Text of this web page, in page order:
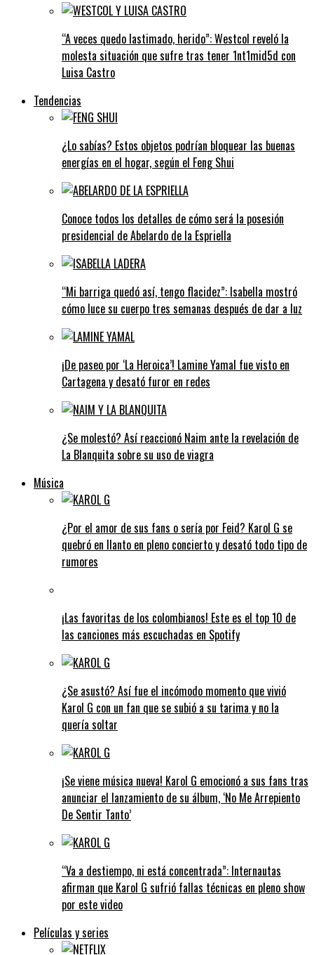
“A veces quedo lastimado, herido”: Westcol reveló la
molesta situación que sufre tras tener 1nt1mid5d con
Luisa Castro
Tendencias
¿Lo sabías? Estos objetos podrían bloquear las buenas
energías en el hogar, según el Feng Shui
Conoce todos los detalles de cómo será la posesión
presidencial de Abelardo de la Espriella
“Mi barriga quedó así, tengo flacidez”: Isabella mostró
cómo luce su cuerpo tres semanas después de dar a luz
¡De paseo por ‘La Heroica’! Lamine Yamal fue visto en
Cartagena y desató furor en redes
¿Se molestó? Así reaccionó Naim ante la revelación de
La Blanquita sobre su uso de viagra
Música
¿Por el amor de sus fans o sería por Feid? Karol G se
quebró en llanto en pleno concierto y desató todo tipo de
rumores
¡Las favoritas de los colombianos! Este es el top 10 de
las canciones más escuchadas en Spotify
¿Se asustó? Así fue el incómodo momento que vivió
Karol G con un fan que se subió a su tarima y no la
quería soltar
¡Se viene música nueva! Karol G emocionó a sus fans tras
anunciar el lanzamiento de su álbum, ‘No Me Arrepiento
De Sentir Tanto’
“Va a destiempo, ni está concentrada”: Internautas
afirman que Karol G sufrió fallas técnicas en pleno show
por este video
Películas y series